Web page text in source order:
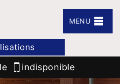
MENU
indisponible